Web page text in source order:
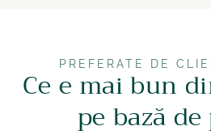
PREFERATE DE
Ce e mai bun
pe bază